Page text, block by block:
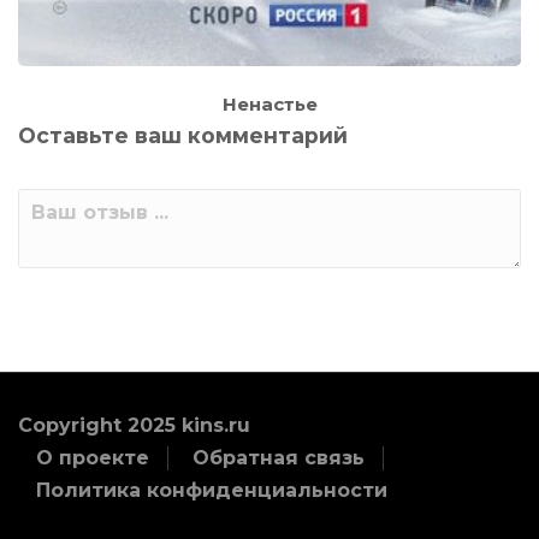
Ненастье
Оставьте ваш комментарий
Copyright 2025 kins.ru
О проекте
Обратная связь
Политика конфиденциальности